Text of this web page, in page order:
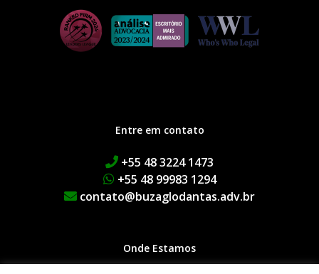
Entre em contato
+55 48 3224 1473
+55 48 99983 1294
contato@buzaglodantas.adv.br
Onde Estamos